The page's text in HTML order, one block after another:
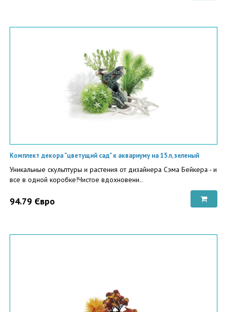
Комплект декора "цветущий сад" к аквариуму на 15 л, зеленый
Уникальные скульптуры и растения от дизайнера Сэма Бейкера - и
все в одной коробке!Чистое вдохновени..
94.79 Євро